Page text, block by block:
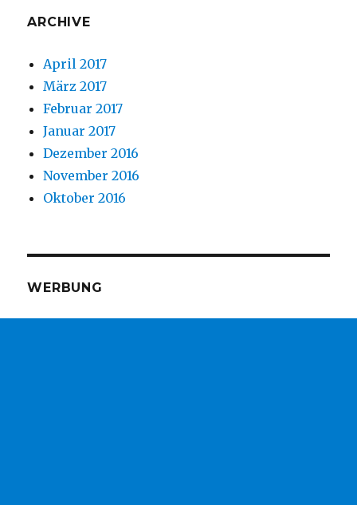
ARCHIVE
April 2017
März 2017
Februar 2017
Januar 2017
Dezember 2016
November 2016
Oktober 2016
WERBUNG